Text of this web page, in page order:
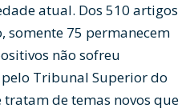
atual. Dos 510 artigos
75 permanecem
não sofreu
Tribunal Superior do
de temas novos que